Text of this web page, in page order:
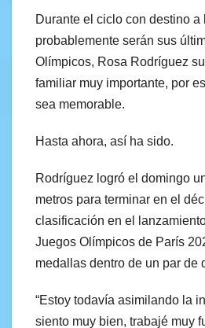
Durante el ciclo con destino a
probablemente serán sus
Olímpicos, Rosa Rodríguez
familiar muy importante, por
sea memorable.
Hasta ahora, así ha sido.
Rodríguez logró el domingo
metros para terminar en el
clasificación en el
Juegos Olímpicos de París
medallas dentro de un par de
“Estoy todavía asimilando la
siento muy bien, trabajé muy